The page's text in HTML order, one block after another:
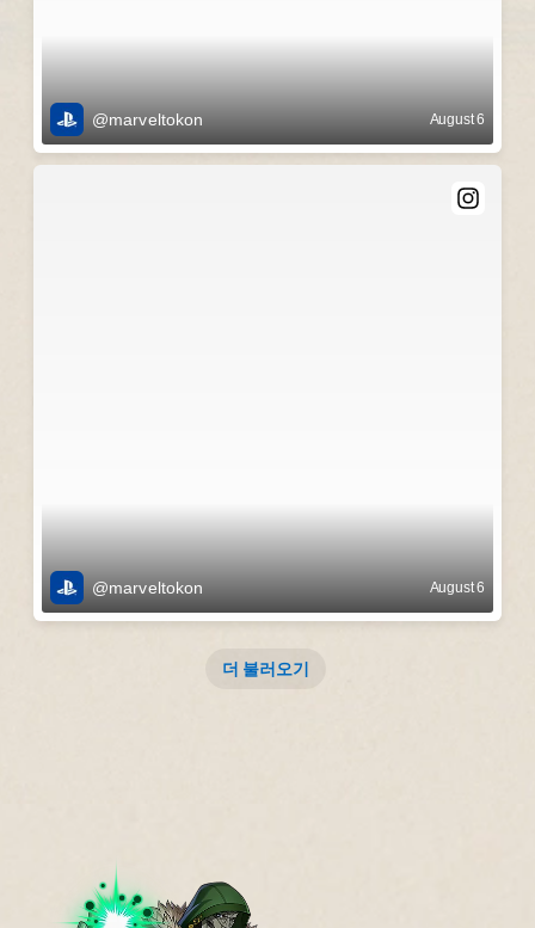
@marveltokon August 6
@marveltokon August 6
더 불러오기